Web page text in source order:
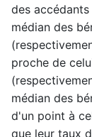
des
médian des
proche de
médian des
d'un point à
que leur taux